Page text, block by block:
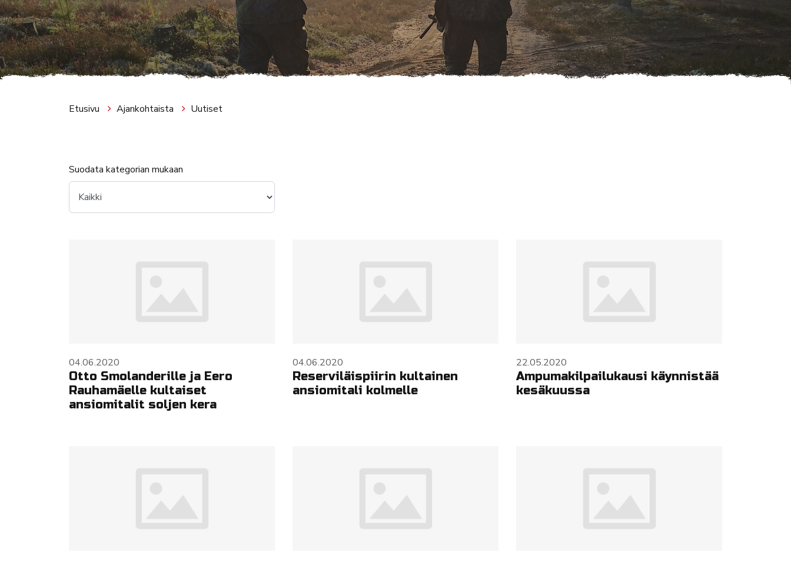
Etusivu Ajankohtaista Uutiset
Suodata kategorian mukaan
04.06.2020
Otto Smolanderille ja Eero
Rauhamäelle kultaiset
ansiomitalit soljen kera
04.06.2020
Reserviläispiirin kultainen
ansiomitali kolmelle
22.05.2020
Ampumakilpailukausi käynnistää
kesäkuussa